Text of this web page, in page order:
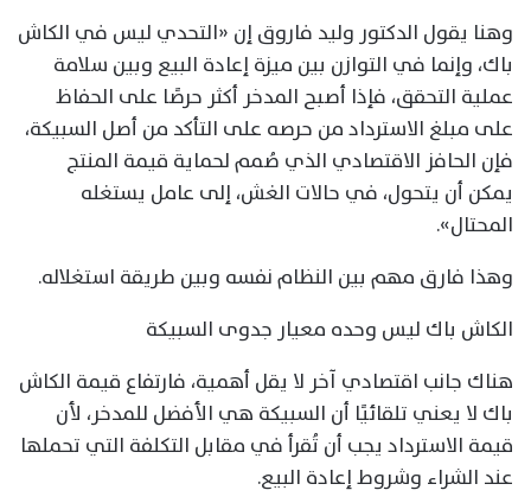
وهنا يقول الدكتور وليد فاروق إن «التحدي ليس في الكاش
باك، وإنما في التوازن بين ميزة إعادة البيع وبين سلامة
عملية التحقق، فإذا أصبح المدخر أكثر حرصًا على الحفاظ
على مبلغ الاسترداد من حرصه على التأكد من أصل السبيكة،
فإن الحافز الاقتصادي الذي صُمم لحماية قيمة المنتج
يمكن أن يتحول، في حالات الغش، إلى عامل يستغله
المحتال».
وهذا فارق مهم بين النظام نفسه وبين طريقة استغلاله.
الكاش باك ليس وحده معيار جدوى السبيكة
هناك جانب اقتصادي آخر لا يقل أهمية، فارتفاع قيمة الكاش
باك لا يعني تلقائيًا أن السبيكة هي الأفضل للمدخر، لأن
قيمة الاسترداد يجب أن تُقرأ في مقابل التكلفة التي تحملها
عند الشراء وشروط إعادة البيع.